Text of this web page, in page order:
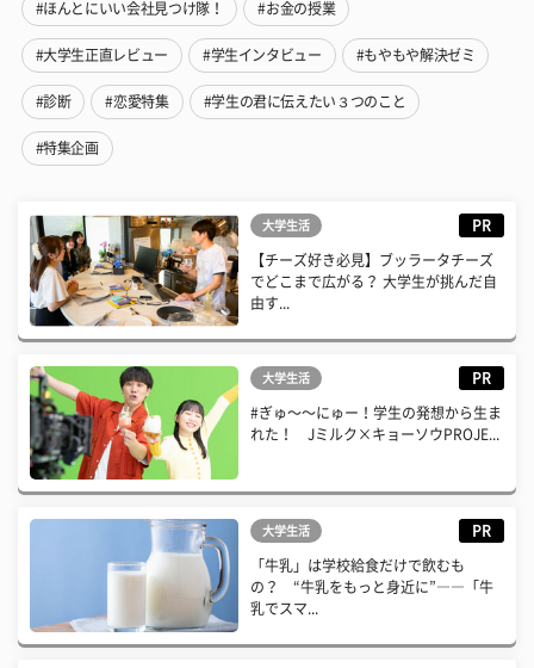
#ほんとにいい会社見つけ隊！ #お金の授業
#大学生正直レビュー #学生インタビュー #もやもや解決ゼミ
#診断 #恋愛特集 #学生の君に伝えたい３つのこと
#特集企画
大学生活 PR
【チーズ好き必見】ブッラータチーズ
でどこまで広がる？ 大学生が挑んだ自
由す...
大学生活 PR
#ぎゅ〜〜にゅー！学生の発想から生ま
れた！ Jミルク×キョーソウPROJE...
大学生活 PR
「牛乳」は学校給食だけで飲むも
の？ “牛乳をもっと身近に”――「牛
乳でスマ...